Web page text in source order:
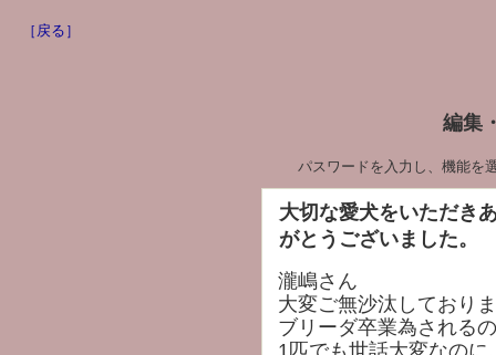
［戻る］
編集
パスワードを入力し、機能を
大切な愛犬をいただき
がとうございました。
瀧嶋さん
大変ご無沙汰しており
ブリーダ卒業為される
1匹でも世話大変なの